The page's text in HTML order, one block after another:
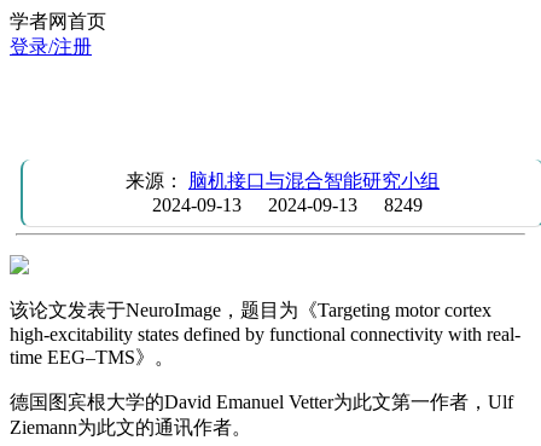
学者网首页
登录/注册
来源： 脑机接口与混合智能研究小组
2024-09-13
2024-09-13 8249
该论文发表于NeuroImage，题目为《Targeting motor cortex
high-excitability states defined by functional connectivity with real-
time EEG–TMS》。
德国图宾根大学的David Emanuel Vetter为此文第一作者，Ulf
Ziemann为此文的通讯作者。